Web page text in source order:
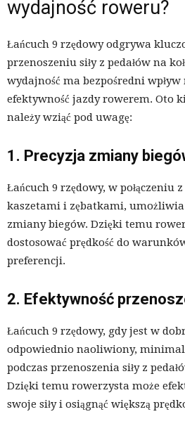
wydajność roweru?
Łańcuch 9 rzędowy odgrywa
przenoszeniu siły z pedałów na
wydajność ma bezpośredni wpływ
efektywność jazdy rowerem. Oto
należy wziąć pod uwagę:
1. Precyzja zmiany
Łańcuch 9 rzędowy, w połączeniu
kaszetami i zębatkami, umożliwia
zmiany biegów. Dzięki temu
dostosować prędkość do
preferencji.
2. Efektywność
Łańcuch 9 rzędowy, gdy jest w
odpowiednio naoliwiony,
podczas przenoszenia siły z
Dzięki temu rowerzysta może
swoje siły i osiągnąć większą